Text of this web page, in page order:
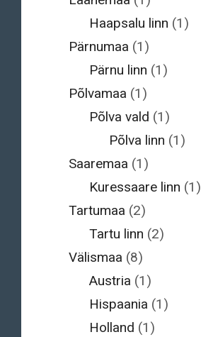
Haapsalu linn (1)
Pärnumaa (1)
Pärnu linn (1)
Põlvamaa (1)
Põlva vald (1)
Põlva linn (1)
Saaremaa (1)
Kuressaare linn (1)
Tartumaa (2)
Tartu linn (2)
Välismaa (8)
Austria (1)
Hispaania (1)
Holland (1)